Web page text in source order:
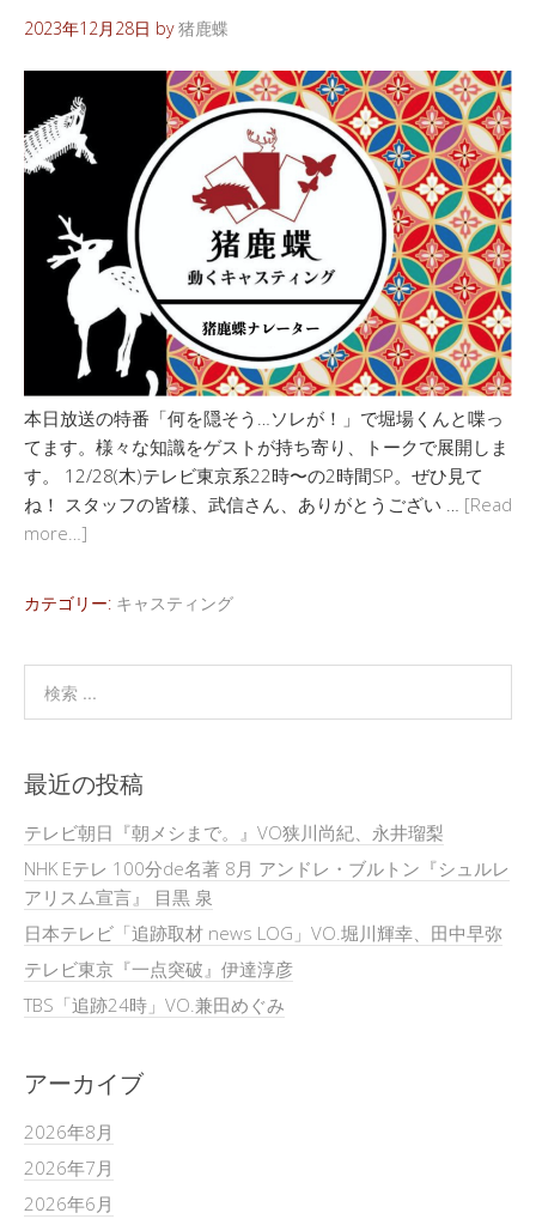
2023年12月28日 by猪鹿蝶
本日放送の特番「何を隠そう…ソレが！」で堀場くんと喋っ
てます。様々な知識をゲストが持ち寄り、トークで展開しま
す。 12/28(木)テレビ東京系22時〜の2時間SP。ぜひ見て
ね！ スタッフの皆様、武信さん、ありがとうござい … [Read
more…]
カテゴリー: キャスティング
最近の投稿
テレビ朝日『朝メシまで。』VO狭川尚紀、永井瑠梨
NHK Eテレ 100分de名著 8月 アンドレ・ブルトン『シュルレ
アリスム宣言』 目黒 泉
日本テレビ「追跡取材 news LOG」VO.堀川輝幸、田中早弥
テレビ東京『一点突破』伊達淳彦
TBS「追跡24時」VO.兼田めぐみ
アーカイブ
2026年8月
2026年7月
2026年6月